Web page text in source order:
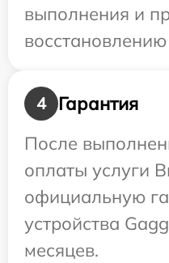
выполнения и
4
Гарантия
После
оплаты услуги
официальную
устройства
месяцев.